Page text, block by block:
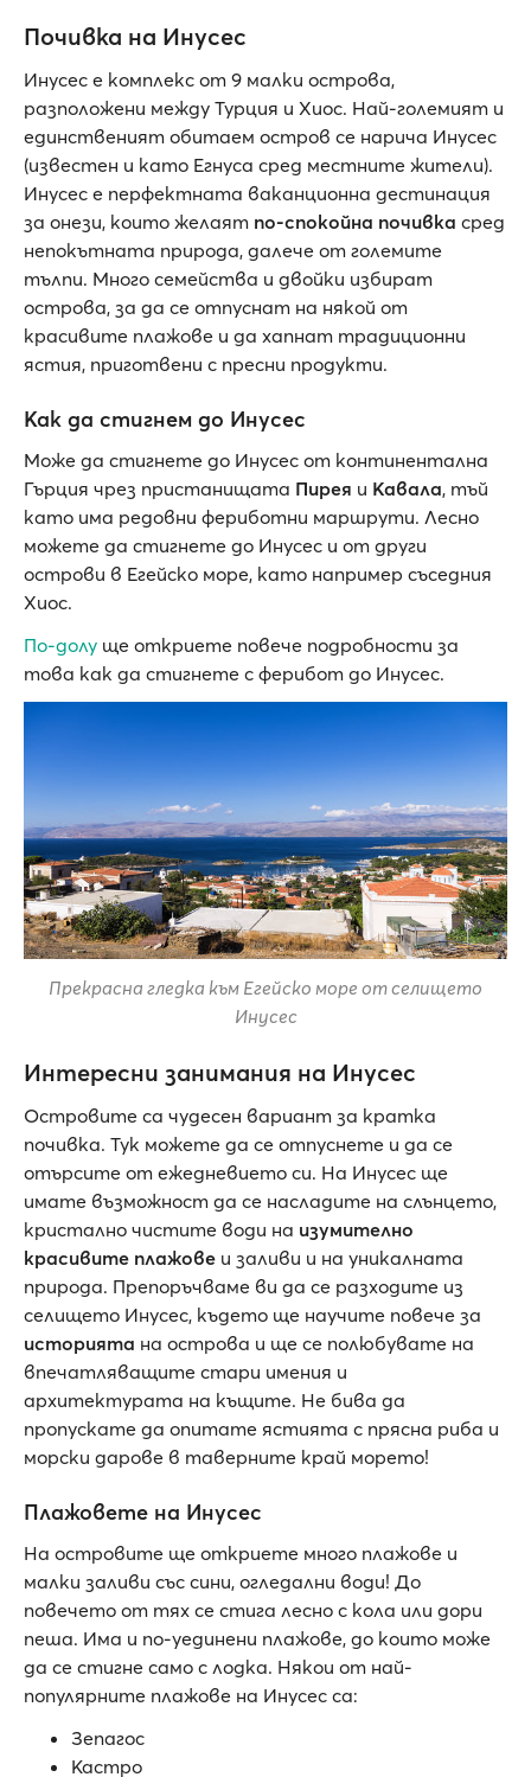
Почивка на Инусес
Инусес е комплекс от 9 малки острова,
разположени между Турция и Хиос. Най-големият и
единственият обитаем остров се нарича Инусес
(известен и като Егнуса сред местните жители).
Инусес е перфектната ваканционна дестинация
за онези, които желаят по-спокойна почивка сред
непокътната природа, далече от големите
тълпи. Много семейства и двойки избират
острова, за да се отпуснат на някой от
красивите плажове и да хапнат традиционни
ястия, приготвени с пресни продукти.
Как да стигнем до Инусес
Може да стигнете до Инусес от континентална
Гърция чрез пристанищата Пирея и Кавала, тъй
като има редовни фериботни маршрути. Лесно
можете да стигнете до Инусес и от други
острови в Егейско море, като например съседния
Хиос.
По-долу ще откриете повече подробности за
това как да стигнете с ферибот до Инусес.
Прекрасна гледка към Егейско море от селището
Инусес
Интересни занимания на Инусес
Островите са чудесен вариант за кратка
почивка. Тук можете да се отпуснете и да се
отърсите от ежедневието си. На Инусес ще
имате възможност да се насладите на слънцето,
кристално чистите води на изумително
красивите плажове и заливи и на уникалната
природа. Препоръчваме ви да се разходите из
селището Инусес, където ще научите повече за
историята на острова и ще се полюбувате на
впечатляващите стари имения и
архитектурата на къщите. Не бива да
пропускате да опитате ястията с прясна риба и
морски дарове в таверните край морето!
Плажовете на Инусес
На островите ще откриете много плажове и
малки заливи със сини, огледални води! До
повечето от тях се стига лесно с кола или дори
пеша. Има и по-уединени плажове, до които може
да се стигне само с лодка. Някои от най-
популярните плажове на Инусес са:
Зепагос
Кастро